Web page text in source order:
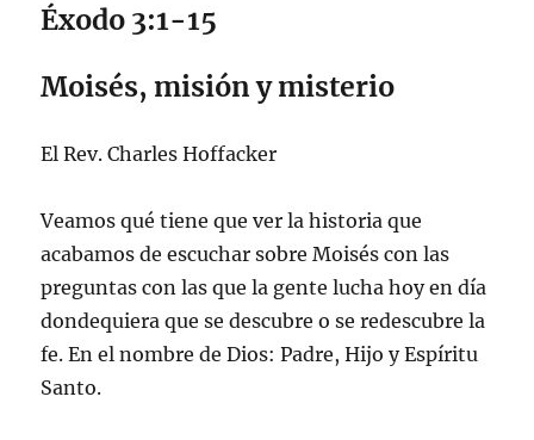
Éxodo 3:1-15
Moisés, misión y misterio
El Rev. Charles Hoffacker
Veamos qué tiene que ver la historia que
acabamos de escuchar sobre Moisés con las
preguntas con las que la gente lucha hoy en día
dondequiera que se descubre o se redescubre la
fe. En el nombre de Dios: Padre, Hijo y Espíritu
Santo.